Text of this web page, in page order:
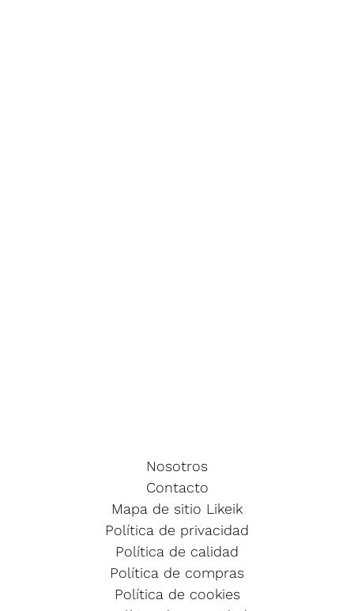
Nosotros
Contacto
Mapa de sitio Likeik
Política de privacidad
Política de calidad
Política de compras
Política de cookies